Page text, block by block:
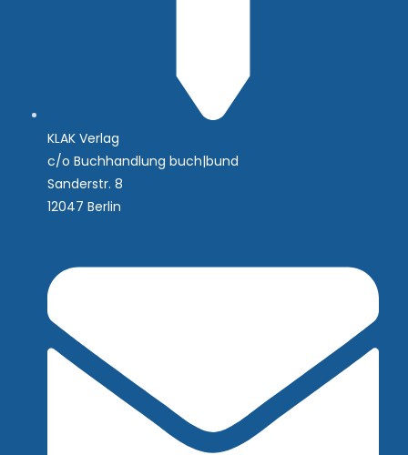
KLAK Verlag
c/o Buchhandlung buch|bund
Sanderstr. 8
12047 Berlin